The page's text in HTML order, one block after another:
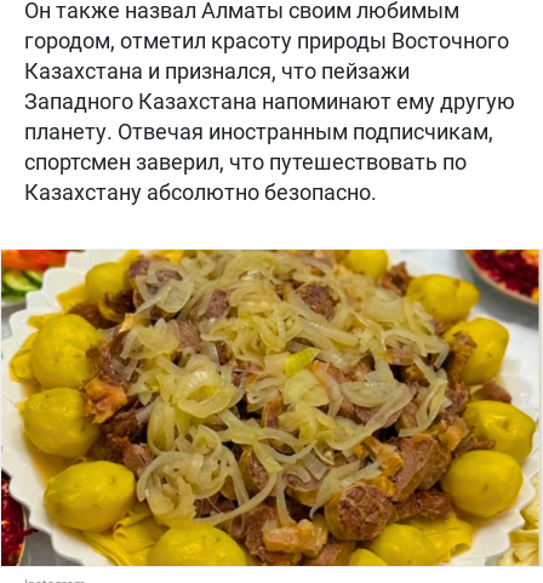
Он также назвал Алматы своим любимым
городом, отметил красоту природы Восточного
Казахстана и признался, что пейзажи
Западного Казахстана напоминают ему другую
планету. Отвечая иностранным подписчикам,
спортсмен заверил, что путешествовать по
Казахстану абсолютно безопасно.